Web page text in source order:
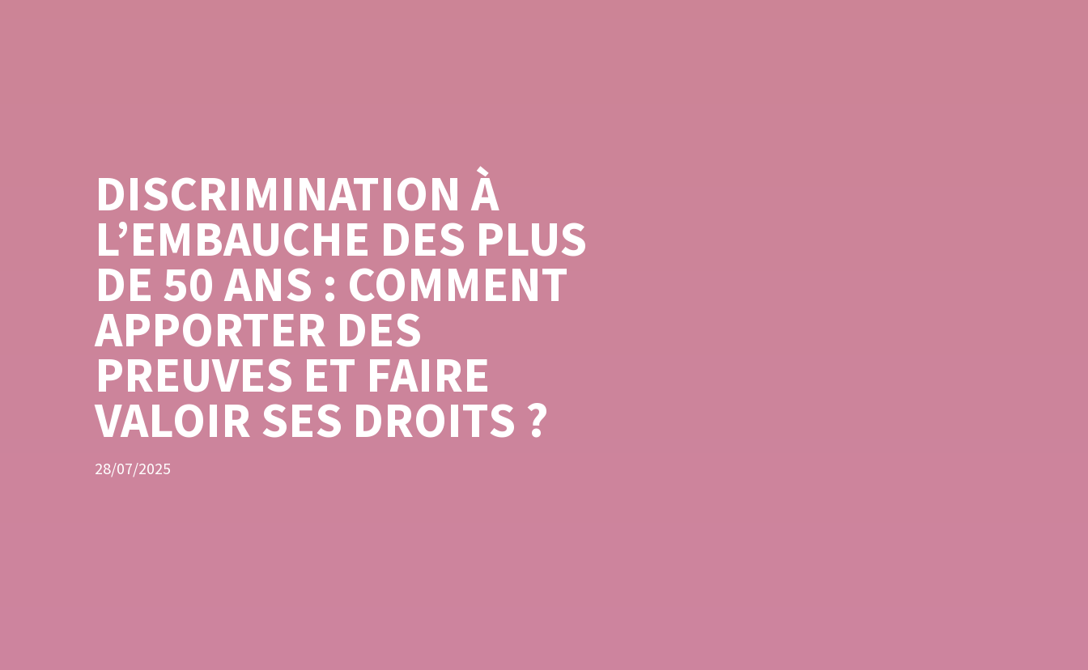
DISCRIMINATION À
L’EMBAUCHE DES PLUS
DE 50 ANS : COMMENT
APPORTER DES
PREUVES ET FAIRE
VALOIR SES DROITS ?
28/07/2025